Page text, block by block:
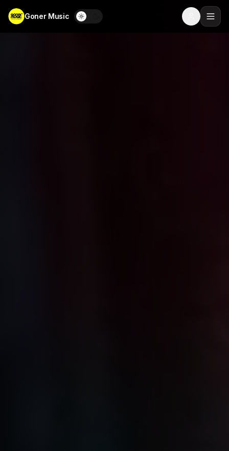
Goner Music